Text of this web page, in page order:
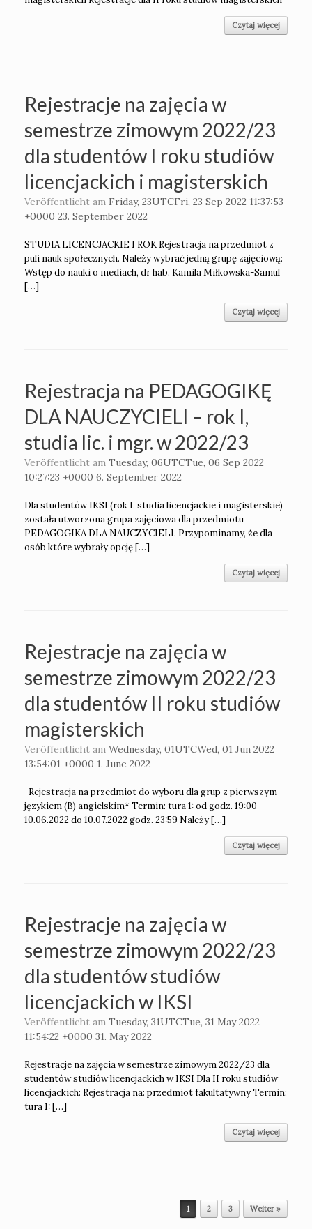
Czytaj więcej
Rejestracje na zajęcia w
semestrze zimowym 2022/23
dla studentów I roku studiów
licencjackich i magisterskich
Veröffentlicht am Friday, 23UTCFri, 23 Sep 2022 11:37:53
+0000 23. September 2022
STUDIA LICENCJACKIE I ROK Rejestracja na przedmiot z
puli nauk społecznych. Należy wybrać jedną grupę zajęciową:
Wstęp do nauki o mediach, dr hab. Kamila Miłkowska-Samul
[…]
Czytaj więcej
Rejestracja na PEDAGOGIKĘ
DLA NAUCZYCIELI – rok I,
studia lic. i mgr. w 2022/23
Veröffentlicht am Tuesday, 06UTCTue, 06 Sep 2022
10:27:23 +0000 6. September 2022
Dla studentów IKSI (rok I, studia licencjackie i magisterskie)
została utworzona grupa zajęciowa dla przedmiotu
PEDAGOGIKA DLA NAUCZYCIELI. Przypominamy, że dla
osób które wybrały opcję […]
Czytaj więcej
Rejestracje na zajęcia w
semestrze zimowym 2022/23
dla studentów II roku studiów
magisterskich
Veröffentlicht am Wednesday, 01UTCWed, 01 Jun 2022
13:54:01 +0000 1. June 2022
Rejestracja na przedmiot do wyboru dla grup z pierwszym
językiem (B) angielskim* Termin: tura 1: od godz. 19:00
10.06.2022 do 10.07.2022 godz. 23:59 Należy […]
Czytaj więcej
Rejestracje na zajęcia w
semestrze zimowym 2022/23
dla studentów studiów
licencjackich w IKSI
Veröffentlicht am Tuesday, 31UTCTue, 31 May 2022
11:54:22 +0000 31. May 2022
Rejestracje na zajęcia w semestrze zimowym 2022/23 dla
studentów studiów licencjackich w IKSI Dla II roku studiów
licencjackich: Rejestracja na: przedmiot fakultatywny Termin:
tura 1: […]
Czytaj więcej
1 2 3 Weiter »